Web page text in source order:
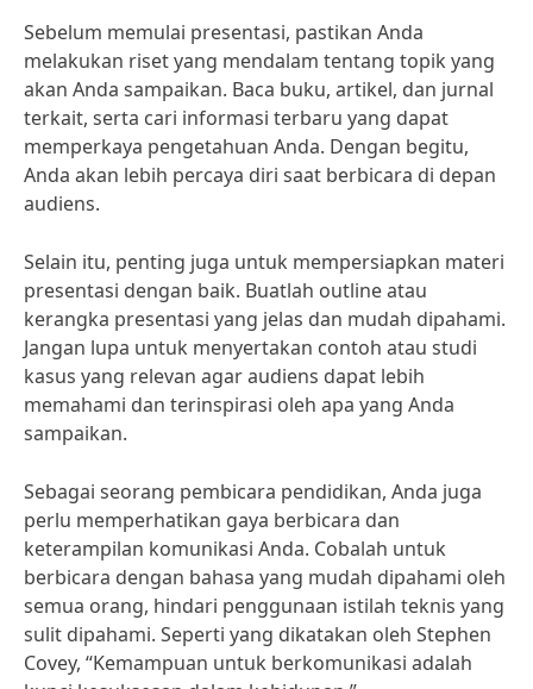
Sebelum memulai presentasi, pastikan Anda
melakukan riset yang mendalam tentang topik yang
akan Anda sampaikan. Baca buku, artikel, dan jurnal
terkait, serta cari informasi terbaru yang dapat
memperkaya pengetahuan Anda. Dengan begitu,
Anda akan lebih percaya diri saat berbicara di depan
audiens.
Selain itu, penting juga untuk mempersiapkan materi
presentasi dengan baik. Buatlah outline atau
kerangka presentasi yang jelas dan mudah dipahami.
Jangan lupa untuk menyertakan contoh atau studi
kasus yang relevan agar audiens dapat lebih
memahami dan terinspirasi oleh apa yang Anda
sampaikan.
Sebagai seorang pembicara pendidikan, Anda juga
perlu memperhatikan gaya berbicara dan
keterampilan komunikasi Anda. Cobalah untuk
berbicara dengan bahasa yang mudah dipahami oleh
semua orang, hindari penggunaan istilah teknis yang
sulit dipahami. Seperti yang dikatakan oleh Stephen
Covey, “Kemampuan untuk berkomunikasi adalah